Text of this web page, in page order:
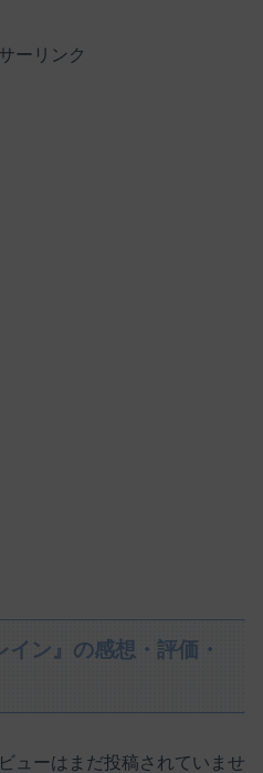
ーリンク
ン』の感想・評価・
ューはまだ投稿されていませ